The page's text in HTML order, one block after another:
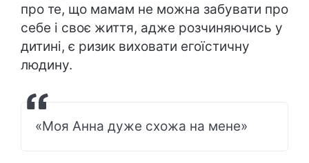
про те, що мамам не можна забувати про
себе і своє життя, адже розчиняючись у
дитині, є ризик виховати егоїстичну
людину.
«Моя Анна дуже схожа на мене»